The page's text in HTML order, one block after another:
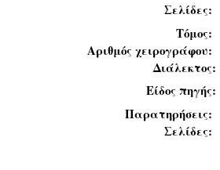
Σελίδες:
Τόμος:
Αριθμός χειρογράφου:
Διάλεκτος:
Είδος πηγής:
Παρατηρήσεις:
Σελίδες: